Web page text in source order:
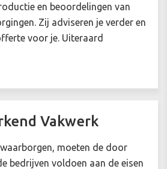
en beoordelingen van
Zij adviseren je verder en
voor je. Uiteraard
Vakwerk
moeten de door
bedrijven voldoen aan de eisen